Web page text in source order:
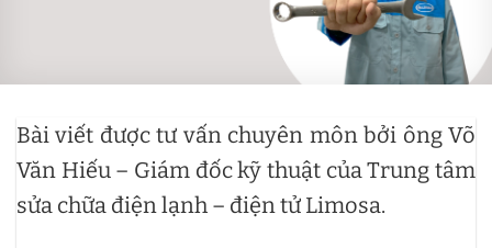
Bài viết được tư vấn chuyên môn bởi ông Võ
Văn Hiếu – Giám đốc kỹ thuật của Trung tâm
sửa chữa điện lạnh – điện tử Limosa.